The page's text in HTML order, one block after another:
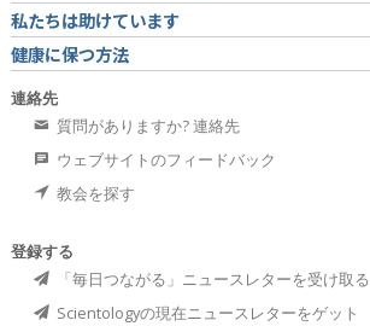
私たちは助けています
健康に保つ方法
連絡先
質問がありますか? 連絡先
ウェブサイトのフィードバック
教会を探す
登録する
「毎日つながる」ニュースレターを受け取る
Scientologyの現在ニュースレターをゲット